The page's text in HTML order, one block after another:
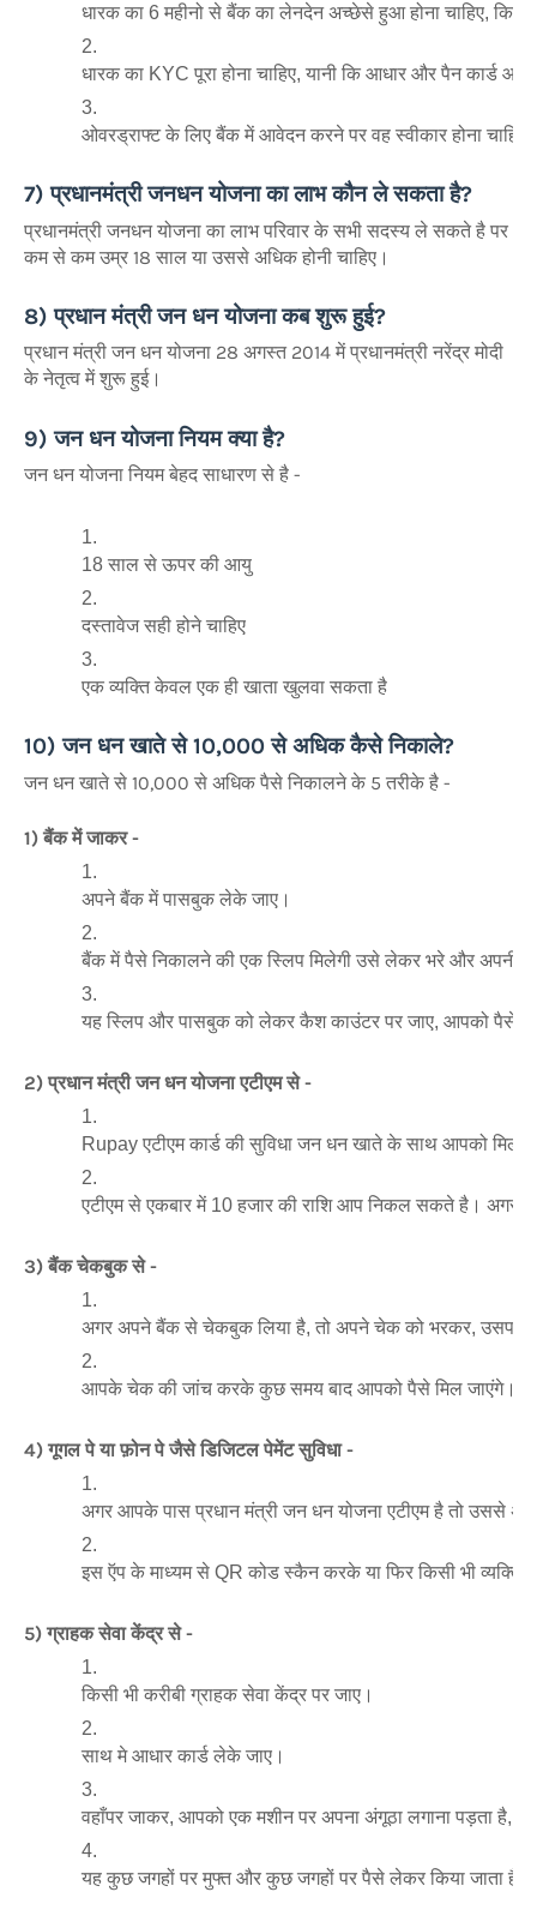
धारक का 6 महीनो से बैंक का लेनदेन अच्छेसे हुआ होना चाहिए,
धारक का KYC पूरा होना चाहिए, यानी कि आधार और पैन कार्ड
ओवरड्राफ्ट के लिए बैंक में आवेदन करने पर वह स्वीकार होना
7) प्रधानमंत्री जनधन योजना का लाभ कौन ले सकता है?
प्रधानमंत्री जनधन योजना का लाभ परिवार के सभी सदस्य ले सकते है पर
कम से कम उम्र 18 साल या उससे अधिक होनी चाहिए।
8) प्रधान मंत्री जन धन योजना कब शुरू हुई?
प्रधान मंत्री जन धन योजना 28 अगस्त 2014 में प्रधानमंत्री नरेंद्र मोदी
के नेतृत्व में शुरू हुई।
9) जन धन योजना नियम क्या है?
जन धन योजना नियम बेहद साधारण से है -
18 साल से ऊपर की आयु
दस्तावेज सही होने चाहिए
एक व्यक्ति केवल एक ही खाता खुलवा सकता है
10) जन धन खाते से 10,000 से अधिक कैसे निकाले?
जन धन खाते से 10,000 से अधिक पैसे निकालने के 5 तरीके है -
1) बैंक में जाकर -
अपने बैंक में पासबुक लेके जाए।
बैंक में पैसे निकालने की एक स्लिप मिलेगी उसे लेकर भरे और अपनी
यह स्लिप और पासबुक को लेकर कैश काउंटर पर जाए, आपको पैसे
2) प्रधान मंत्री जन धन योजना एटीएम से -
Rupay एटीएम कार्ड की सुविधा जन धन खाते के साथ आपको
एटीएम से एकबार में 10 हजार की राशि आप निकल सकते है। अगर
3) बैंक चेकबुक से -
अगर अपने बैंक से चेकबुक लिया है, तो अपने चेक को भरकर, उसपर
आपके चेक की जांच करके कुछ समय बाद आपको पैसे मिल जाएंगे।
4) गूगल पे या फ़ोन पे जैसे डिजिटल पेमेंट सुविधा -
अगर आपके पास प्रधान मंत्री जन धन योजना एटीएम है तो उससे
इस ऍप के माध्यम से QR कोड स्कैन करके या फिर किसी भी
5) ग्राहक सेवा केंद्र से -
किसी भी करीबी ग्राहक सेवा केंद्र पर जाए।
साथ मे आधार कार्ड लेके जाए।
वहाँपर जाकर, आपको एक मशीन पर अपना अंगूठा लगाना पड़ता
यह कुछ जगहों पर मुफ्त और कुछ जगहों पर पैसे लेकर किया जाता है।